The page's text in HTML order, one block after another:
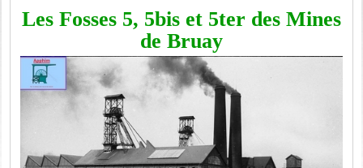
Les Fosses 5, 5bis et 5ter des Mines
de Bruay